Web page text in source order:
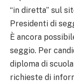
“in diretta” sul
Presidenti di
È ancora
seggio. Per
diploma di
richieste di